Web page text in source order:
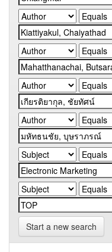
Start a new search